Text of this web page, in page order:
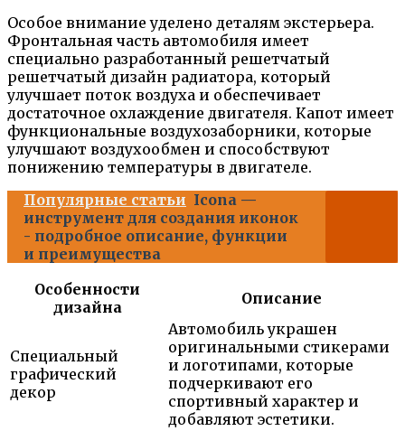
Особое внимание уделено деталям экстерьера.
Фронтальная часть автомобиля имеет
специально разработанный решетчатый
решетчатый дизайн радиатора, который
улучшает поток воздуха и обеспечивает
достаточное охлаждение двигателя. Капот имеет
функциональные воздухозаборники, которые
улучшают воздухообмен и способствуют
понижению температуры в двигателе.
Популярные статьи Icona —
инструмент для создания иконок
- подробное описание, функции
и преимущества
Особенности
дизайна
Описание
Специальный
графический
декор
Автомобиль украшен
оригинальными стикерами
и логотипами, которые
подчеркивают его
спортивный характер и
добавляют эстетики.